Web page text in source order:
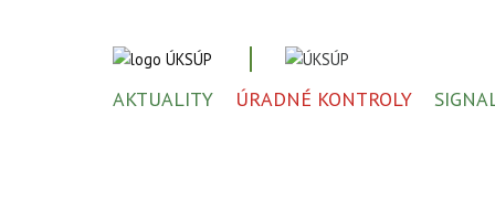
AKTUALITY ÚRADNÉ KONTROLY